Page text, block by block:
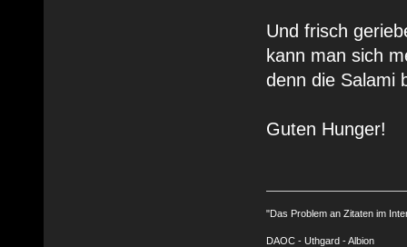
Und frisch
kann man sich
denn die Salami
Guten Hunger!
"Das Problem an Zitaten im
DAOC - Uthgard - Albion